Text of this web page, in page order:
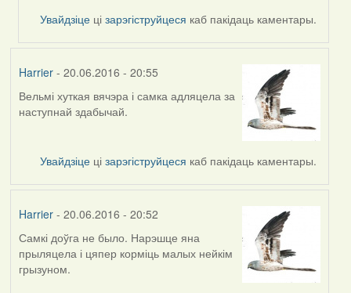
Увайдзіце цізарэгіструйцеся каб пакідаць каментары.
Harrier- 20.06.2016 - 20:55
Вельмі хуткая вячэра і самка адляцела за
наступнай здабычай.
Увайдзіце цізарэгіструйцеся каб пакідаць каментары.
Harrier- 20.06.2016 - 20:52
Самкі доўга не было. Нарэшце яна
прыляцела і цяпер корміць малых нейкім
грызуном.